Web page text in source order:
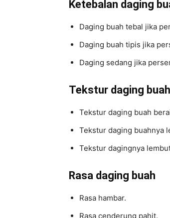
Ketebalan daging
Daging buah tebal jika
Daging buah tipis jika
Daging sedang jika
Tekstur daging buah
Tekstur daging buah
Tekstur daging buahnya
Tekstur dagingnya
Rasa daging buah
Rasa hambar.
Rasa cenderung pahit.